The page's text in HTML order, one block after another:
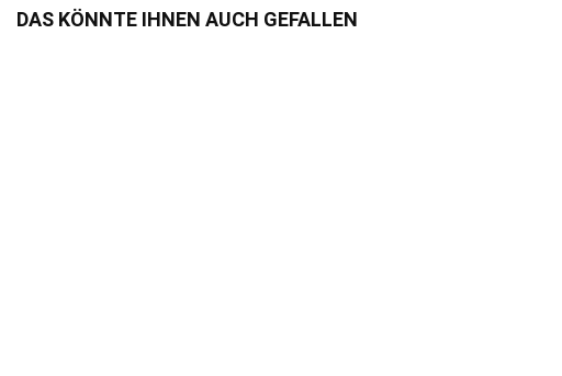
DAS KÖNNTE IHNEN AUCH GEFALLEN